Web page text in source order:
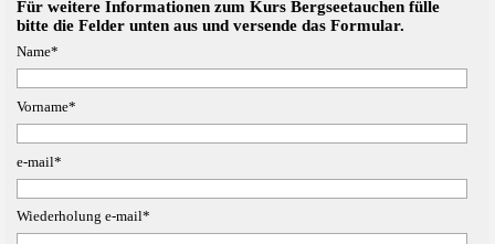
Für weitere Informationen zum Kurs Bergseetauchen fülle
bitte die Felder unten aus und versende das Formular.
Name*
Vorname*
e-mail*
Wiederholung e-mail*